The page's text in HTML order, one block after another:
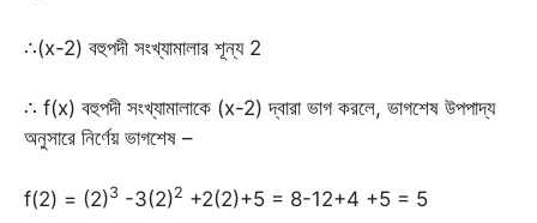
∴(x-2) বহুপদী সংখ্যামালার শূন্য 2
∴ f(x) বহুপদী সংখ্যামালাকে (x-2) দ্বারা ভাগ করলে, ভাগশেষ উপপাদ্য
অনুসারে নির্ণেয় ভাগশেষ –
f(2) = (2)3 -3(2)2 +2(2)+5 = 8-12+4 +5 = 5